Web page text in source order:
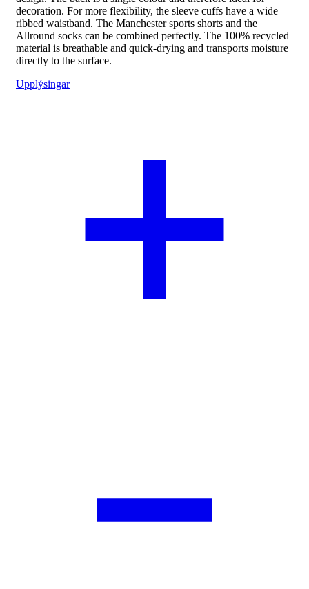
decoration. For more flexibility, the sleeve cuffs have a wide
ribbed waistband. The Manchester sports shorts and the
Allround socks can be combined perfectly. The 100% recycled
material is breathable and quick-drying and transports moisture
directly to the surface.
Upplýsingar